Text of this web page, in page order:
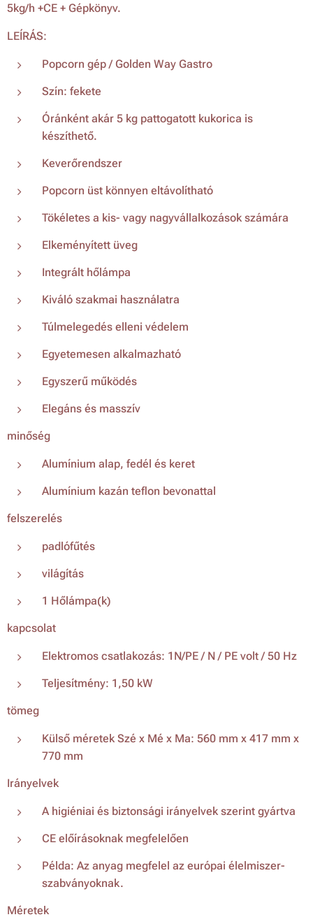
5kg/h +CE + Gépkönyv.
LEÍRÁS:
Popcorn gép / Golden Way Gastro
Szín: fekete
Óránként akár 5 kg pattogatott kukorica is
készíthető.
Keverőrendszer
Popcorn üst könnyen eltávolítható
Tökéletes a kis- vagy nagyvállalkozások számára
Elkeményített üveg
Integrált hőlámpa
Kiváló szakmai használatra
Túlmelegedés elleni védelem
Egyetemesen alkalmazható
Egyszerű működés
Elegáns és masszív
minőség
Alumínium alap, fedél és keret
Alumínium kazán teflon bevonattal
felszerelés
padlófűtés
világítás
1 Hőlámpa(k)
kapcsolat
Elektromos csatlakozás: 1N/PE / N / PE volt / 50 Hz
Teljesítmény: 1,50 kW
tömeg
Külső méretek Szé x Mé x Ma: 560 mm x 417 mm x
770 mm
Irányelvek
A higiéniai és biztonsági irányelvek szerint gyártva
CE előírásoknak megfelelően
Példa: Az anyag megfelel az európai élelmiszer-
szabványoknak.
Méretek